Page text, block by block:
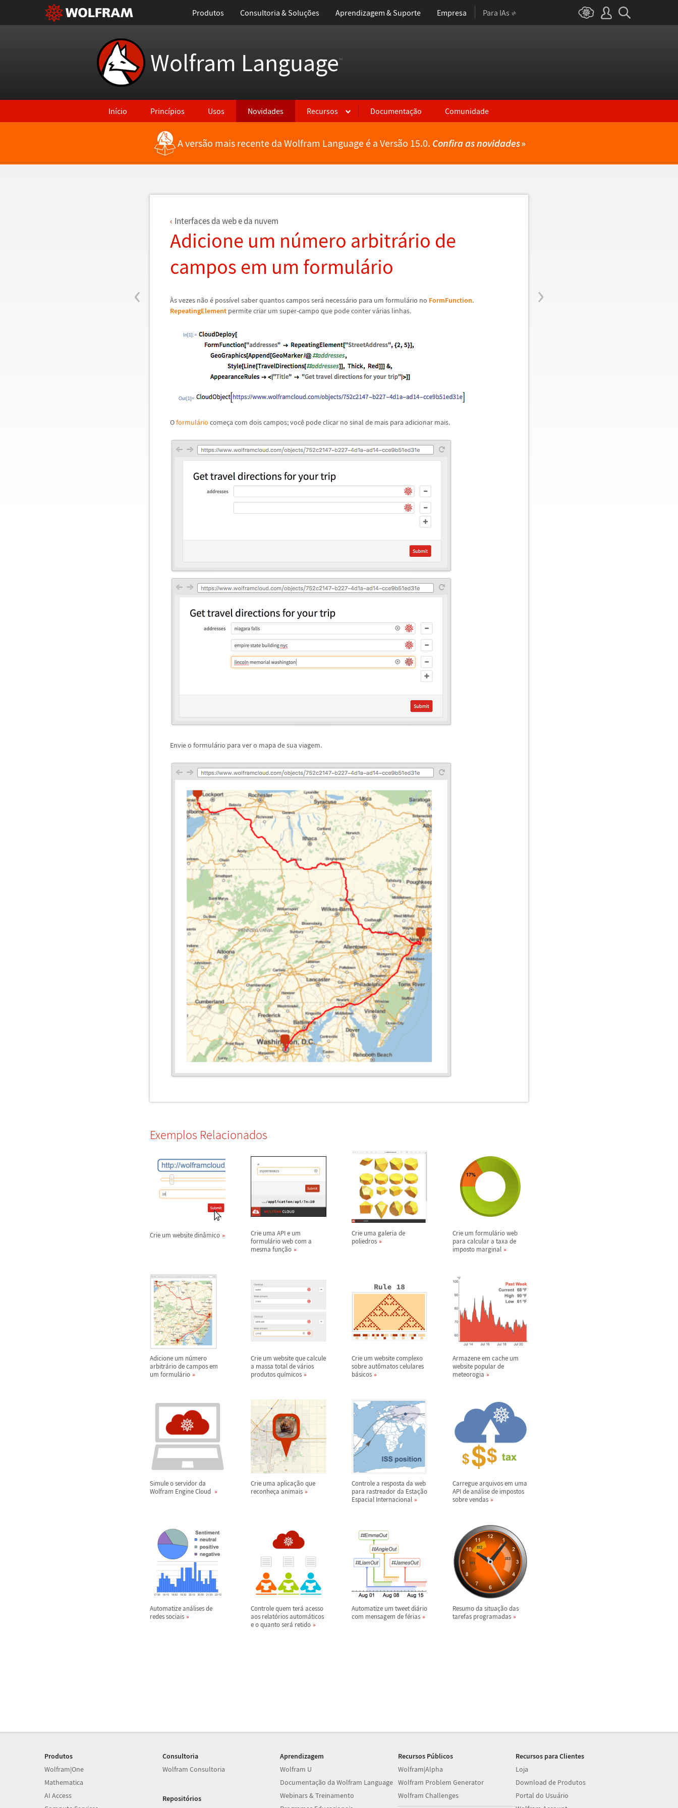
Produtos Consultoria & Soluções Aprendizagem & Suporte Empresa Para IAs
Wolfram Language™
Início Princípios Usos Novidades Recursos Documentação Comunidade
Voltar para Últimas NovidadesA versão mais recente da Wolfram Language é a Versão 15.0. Confira as novidades»
‹ ›
Interfaces da web e da nuvem
Adicione um número arbitrário de
campos em um formulário
Às vezes não é possível saber quantos campos será necessário para um formulário no FormFunction.
RepeatingElement permite criar um super-campo que pode conter várias linhas.
In[1]:=
Out[1]=
Oformulário começa com dois campos; você pode clicar no sinal de mais para adicionar mais.
Envie o formulário para ver o mapa de sua viagem.
Exemplos Relacionados
Crie um website dinâmico
Crie uma API e um
formulário web com a
mesma função
Crie uma galeria de
poliedros
Crie um formulário web
para calcular a taxa de
imposto marginal
Adicione um número
arbitrário de campos em
um formulário
Crie um website que calcule
a massa total de vários
produtos químicos
Crie um website complexo
sobre autômatos celulares
básicos
Armazene em cache um
website popular de
meteorogia
Simule o servidor da
Wolfram Engine Cloud
Crie uma aplicação que
reconheça animais
Controle a resposta da web
para rastreador da Estação
Espacial Internacional
Carregue arquivos em uma
API de análise de impostos
sobre vendas
Automatize análises de
redes sociais
Controle quem terá acesso
aos relatórios automáticos
e o quanto será retido
Automatize um tweet diário
com mensagem de férias
Resumo da situação das
tarefas programadas
Produtos
Wolfram|One
Mathematica
AI Access
Consultoria
Wolfram Consultoria
Repositórios
Aprendizagem
Wolfram U
Documentação da Wolfram Language
Webinars & Treinamento
Recursos Públicos
Wolfram|Alpha
Wolfram Problem Generator
Wolfram Challenges
Recursos para Clientes
Loja
Download de Produtos
Portal do Usuário